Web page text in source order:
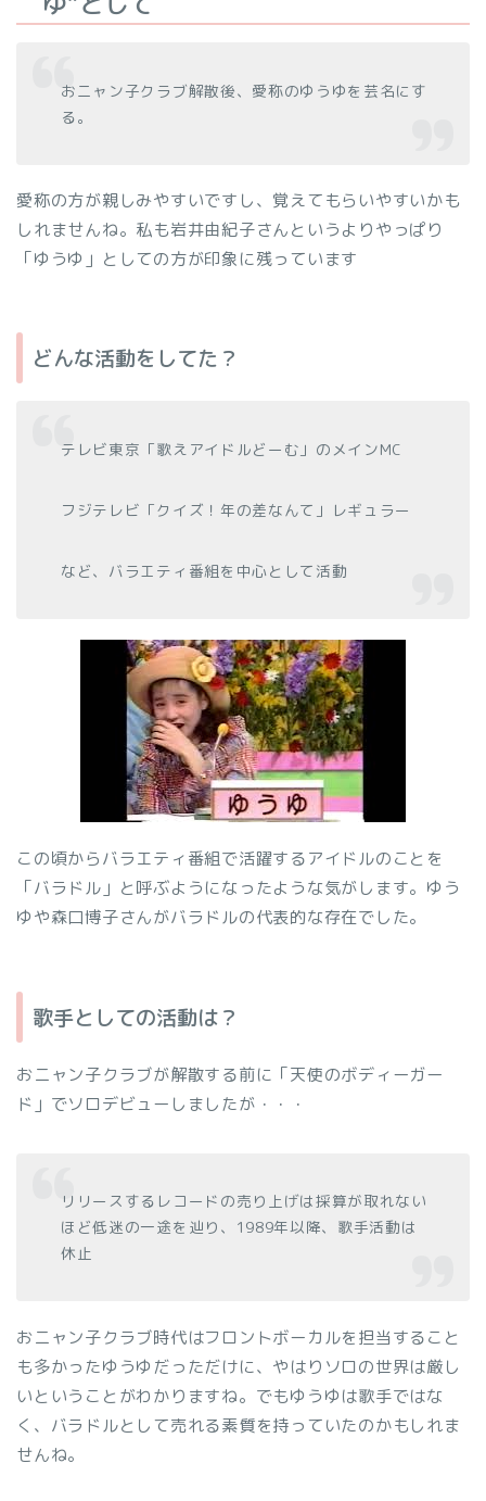
おニャン子クラブ解散後、愛称のゆうゆを芸名にす
る。
愛称の方が親しみやすいですし、覚えてもらいやすいかも
しれませんね。私も岩井由紀子さんというよりやっぱり
「ゆうゆ」としての方が印象に残っています
どんな活動をしてた？
テレビ東京「歌えアイドルどーむ」のメインMC
フジテレビ「クイズ！年の差なんて」レギュラー
など、バラエティ番組を中心として活動
この頃からバラエティ番組で活躍するアイドルのことを
「バラドル」と呼ぶようになったような気がします。ゆう
ゆや森口博子さんがバラドルの代表的な存在でした。
歌手としての活動は？
おニャン子クラブが解散する前に「天使のボディーガー
ド」でソロデビューしましたが・・・
リリースするレコードの売り上げは採算が取れない
ほど低迷の一途を辿り、1989年以降、歌手活動は
休止
おニャン子クラブ時代はフロントボーカルを担当すること
も多かったゆうゆだっただけに、やはりソロの世界は厳し
いということがわかりますね。でもゆうゆは歌手ではな
く、バラドルとして売れる素質を持っていたのかもしれま
せんね。